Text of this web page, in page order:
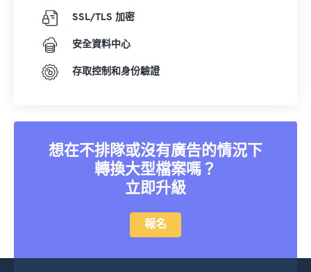
SSL/TLS 加密
安全資料中心
存取控制和身份驗證
想在不排隊或沒有廣告的情況下
轉換大型檔案嗎？
立即升級
報名